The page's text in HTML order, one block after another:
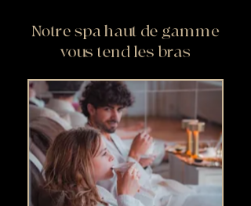
Notre spa haut de gamme
vous tend les bras